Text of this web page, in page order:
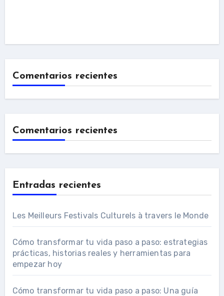
Comentarios recientes
Comentarios recientes
Entradas recientes
Les Meilleurs Festivals Culturels à travers le Monde
Cómo transformar tu vida paso a paso: estrategias
prácticas, historias reales y herramientas para
empezar hoy
Cómo transformar tu vida paso a paso: Una guía